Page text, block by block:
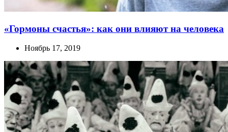
«Гормоны счастья»: как они влияют на человека
Ноябрь 17, 2019